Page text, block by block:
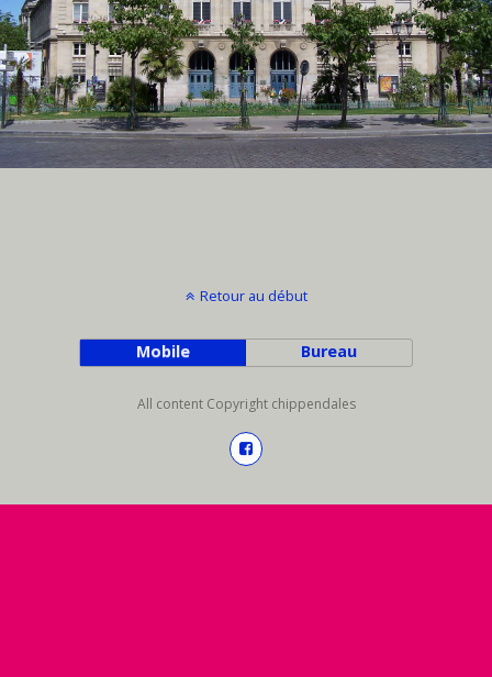
Retour au début
Mobile Bureau
All content Copyright chippendales